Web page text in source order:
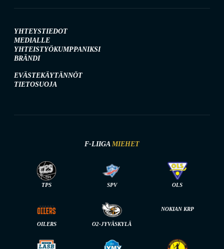
YHTEYSTIEDOT
MEDIALLE
YHTEISTYÖKUMPPANIKSI
BRÄNDI
EVÄSTEKÄYTÄNNÖT
TIETOSUOJA
F-LIIGA MIEHET
TPS SPV OLS
OILERS O2-JYVÄSKYLÄ
NOKIAN KRP